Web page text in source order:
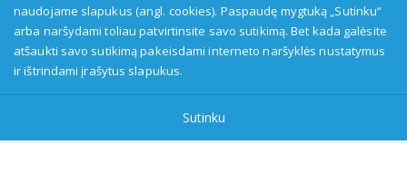
Transliuotojas: VšĮ Alytaus regioninė televizija, įmonės kodas:
149916583, adresas: Kranto g. 33, LT-62147 Alytus, priežiūros
www.etikoskomisija.lt. Informacija apie galimus pažeidimus gali
būti teikiama Lietuvos radijo ir televizijos komisijai (www.rtk.lt)
naudojame slapukus (angl. cookies). Paspaudę mygtuką „Sutinku“
arba naršydami toliau patvirtinsite savo sutikimą. Bet kada galėsite
atšaukti savo sutikimą pakeisdami interneto naršyklės nustatymus
ir ištrindami įrašytus slapukus.
Sutinku